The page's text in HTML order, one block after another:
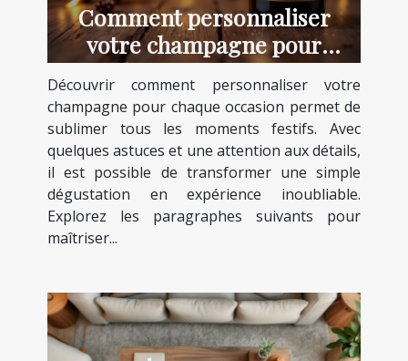
Comment personnaliser
votre champagne pour
chaque occasion ?
Découvrir comment personnaliser votre
champagne pour chaque occasion permet de
sublimer tous les moments festifs. Avec
quelques astuces et une attention aux détails,
il est possible de transformer une simple
dégustation en expérience inoubliable.
Explorez les paragraphes suivants pour
maîtriser...